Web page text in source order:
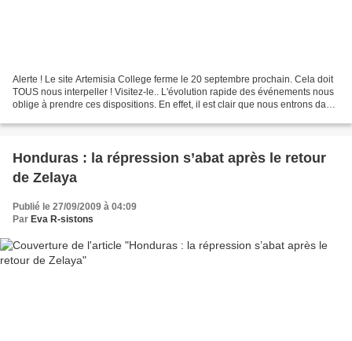
Alerte ! Le site Artemisia College ferme le 20 septembre prochain. Cela doit
TOUS nous interpeller ! Visitez-le.. L'évolution rapide des événements nous
oblige à prendre ces dispositions. En effet, il est clair que nous entrons dans
Honduras : la répression s’abat après le retour
de Zelaya
Publié le 27/09/2009 à 04:09
Par Eva R-sistons